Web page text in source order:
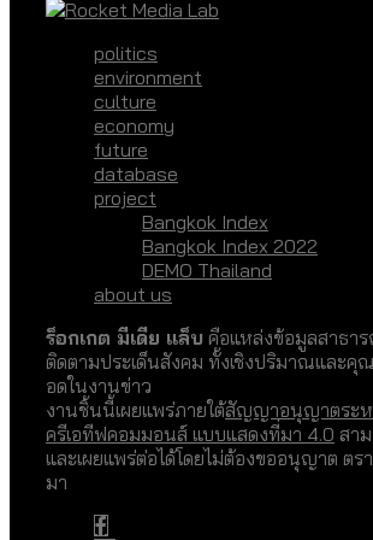
politics
environment
culture
economy
future
database
project
Bangkok Index
Bangkok Index 2022
DEMO Thailand
about us
ร็อกเกต มีเดีย แล็บ คือแหล่งข้อมูลสาธา
ติดตามประเด็นสังคม ทั้งเชิงปริมาณและคุ
อดในงานข่าว
งานชิ้นนี้เผยแพร่ภายใต้สัญญาอนุญาตระห
ครีเอทีฟคอมมอนส์ แบบแสดงที่มา 4.0 สา
และเผยแพร่ต่อได้โดยไม่ต้องขออนุญาต ตร
มา